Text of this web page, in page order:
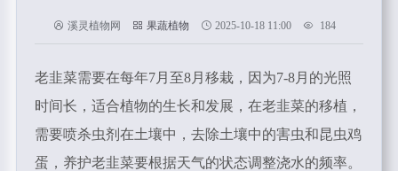
溪灵植物网 果蔬植物 2025-10-18 11:00 184
老韭菜需要在每年7月至8月移栽，因为7-8月的光照
时间长，适合植物的生长和发展，在老韭菜的移植，
需要喷杀虫剂在土壤中，去除土壤中的害虫和昆虫鸡
蛋，养护老韭菜要根据天气的状态调整浇水的频率。